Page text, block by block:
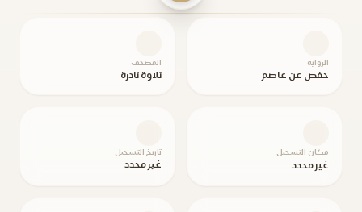
الرواية
حفص عن عاصم
المصحف
تلاوة نادرة
مكان التسجيل
غير محدد
تاريخ التسجيل
غير محدد